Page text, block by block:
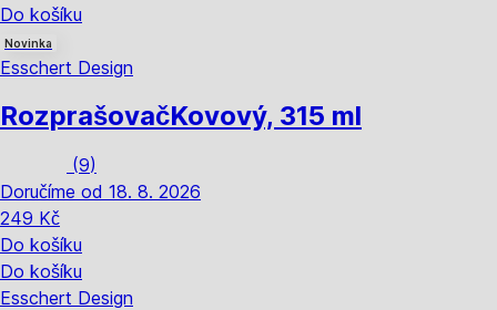
Do košíku
Novinka
Esschert Design
RozprašovačKovový, 315 ml
(9)
Doručíme od 18. 8. 2026
249 Kč
Do košíku
Do košíku
Esschert Design